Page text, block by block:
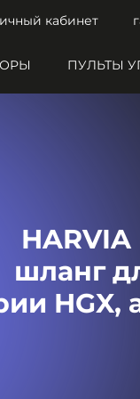
кабинет
ПУЛЬТЫ
шланг
HGX,